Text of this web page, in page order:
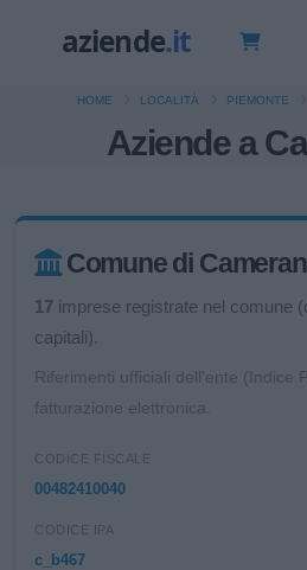
Aziende a
HOME LOCALITÀ PIEMONTE
Comune di
17 imprese registrate nel comune
capitali).
Riferimenti ufficiali dell'ente (Indice
fatturazione elettronica.
CODICE FISCALE
00482410040
CODICE IPA
c_b467